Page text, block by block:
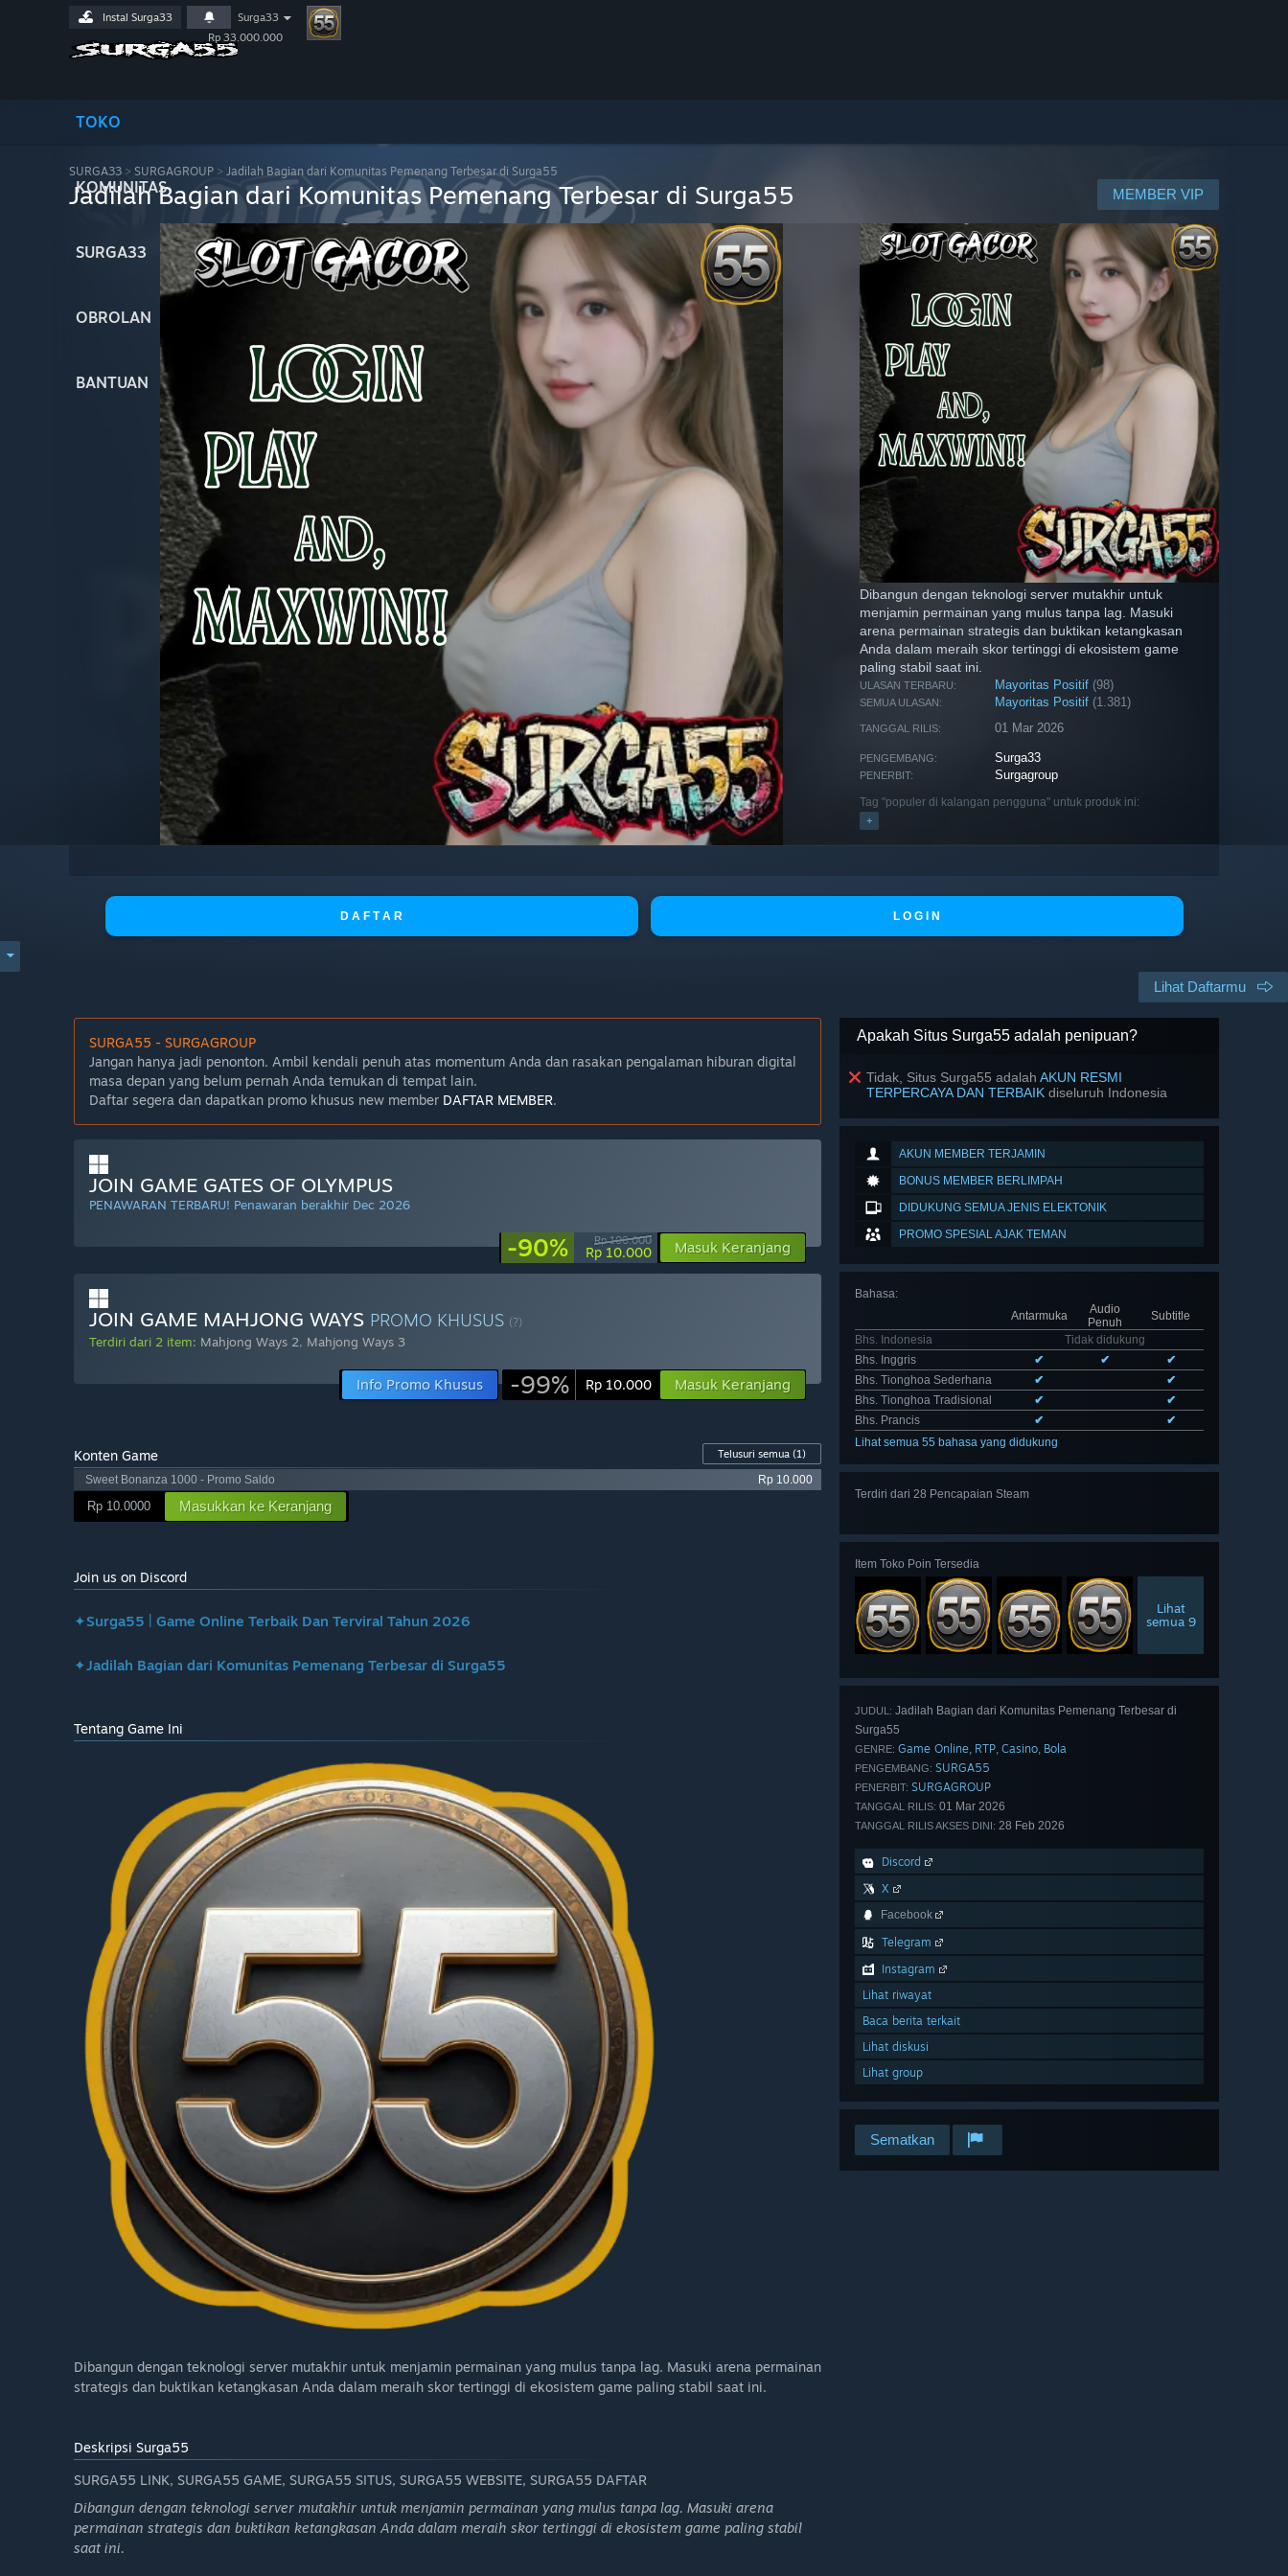
TOKO
KOMUNITAS
SURGA33
OBROLAN
BANTUAN
Instal Surga33
Surga33
Rp 33.000.000
SURGA33 > SURGAGROUP > Jadilah Bagian dari Komunitas Pemenang Terbesar di Surga55
MEMBER VIP
Jadilah Bagian dari Komunitas Pemenang Terbesar di Surga55
Dibangun dengan teknologi server mutakhir untuk
menjamin permainan yang mulus tanpa lag. Masuki
arena permainan strategis dan buktikan ketangkasan
Anda dalam meraih skor tertinggi di ekosistem game
paling stabil saat ini.
ULASAN TERBARU: Mayoritas Positif (98)
SEMUA ULASAN: Mayoritas Positif (1.381)
TANGGAL RILIS: 01 Mar 2026
PENGEMBANG: Surga33
PENERBIT: Surgagroup
Tag "populer di kalangan pengguna" untuk produk ini:
+
D A F T A R L O G I N
Lihat Daftarmu
Apakah Situs Surga55 adalah penipuan?
Tidak, Situs Surga55 adalah AKUN RESMI
TERPERCAYA DAN TERBAIK diseluruh Indonesia
AKUN MEMBER TERJAMIN
BONUS MEMBER BERLIMPAH
DIDUKUNG SEMUA JENIS ELEKTONIK
PROMO SPESIAL AJAK TEMAN
Bahasa:
Antarmuka
Audio
Penuh
Subtitle
Bhs. Indonesia
Tidak didukung
Bhs. Inggris
✔ ✔
✔
Bhs. Tionghoa Sederhana
✔
✔
Bhs. Tionghoa Tradisional
✔
✔
Bhs. Prancis
✔
✔
Lihat semua 55 bahasa yang didukung
Terdiri dari 28 Pencapaian Steam
Item Toko Poin Tersedia
Lihat
semua 9
JUDUL: Jadilah Bagian dari Komunitas Pemenang Terbesar di
Surga55
GENRE: Game Online RTP Casino Bola
PENGEMBANG: SURGA55
PENERBIT: SURGAGROUP
TANGGAL RILIS: 01 Mar 2026
TANGGAL RILIS AKSES DINI: 28 Feb 2026
Discord
X
Facebook
Telegram
Instagram
Lihat riwayat
Baca berita terkait
Lihat diskusi
Lihat group
Sematkan
SURGA55 - SURGAGROUP
Jangan hanya jadi penonton. Ambil kendali penuh atas momentum Anda dan rasakan pengalaman hiburan digital
masa depan yang belum pernah Anda temukan di tempat lain.
Daftar segera dan dapatkan promo khusus new member DAFTAR MEMBER.
JOIN GAME GATES OF OLYMPUS
PENAWARAN TERBARU! Penawaran berakhir Dec 2026
-90% Rp 100.000
Rp 10.000 Masuk Keranjang
JOIN GAME MAHJONG WAYS PROMO KHUSUS (?)
Terdiri dari 2 item: Mahjong Ways 2, Mahjong Ways 3
Info Promo Khusus -99% Rp 10.000 Masuk Keranjang
Konten Game Telusuri semua (1)
Sweet Bonanza 1000 - Promo Saldo
Rp 10.000
Rp 10.0000 Masukkan ke Keranjang
Join us on Discord
✦Surga55 | Game Online Terbaik Dan Terviral Tahun 2026
✦Jadilah Bagian dari Komunitas Pemenang Terbesar di Surga55
Tentang Game Ini
Dibangun dengan teknologi server mutakhir untuk menjamin permainan yang mulus tanpa lag. Masuki arena permainan
strategis dan buktikan ketangkasan Anda dalam meraih skor tertinggi di ekosistem game paling stabil saat ini.
Deskripsi Surga55
SURGA55 LINK, SURGA55 GAME, SURGA55 SITUS, SURGA55 WEBSITE, SURGA55 DAFTAR
Dibangun dengan teknologi server mutakhir untuk menjamin permainan yang mulus tanpa lag. Masuki arena
permainan strategis dan buktikan ketangkasan Anda dalam meraih skor tertinggi di ekosistem game paling stabil
saat ini.